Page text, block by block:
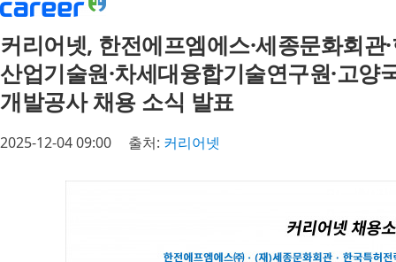
커리어넷, 한전에프엠에스·세종문화회관
산업기술원·차세대융합기술연구원·고양
개발공사 채용 소식 발표
2025-12-04 09:00 출처: 커리어넷